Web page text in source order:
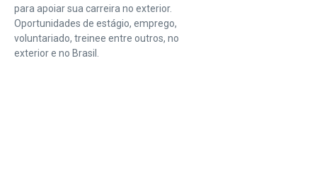
para apoiar sua carreira no exterior.
Oportunidades de estágio, emprego,
voluntariado, treinee entre outros, no
exterior e no Brasil.